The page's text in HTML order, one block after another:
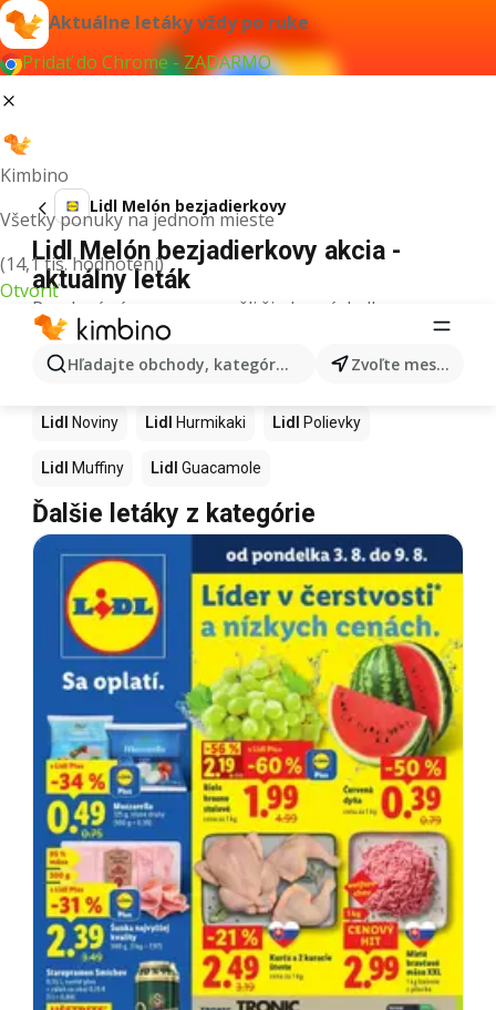
Aktuálne letáky vždy po ruke
Pridať do Chrome - ZADARMO
Kimbino
Všetky ponuky na jednom mieste
(14,1 tis. hodnotení)
Otvoriť
Hľadajte obchody, kategórie, produkty... Zvoľte mesto
Lidl Melón bezjadierkovy
Lidl Melón bezjadierkovy akcia -
aktuálny leták
Pre daný výraz sme nenašli žiadne výsledky.
Ďalšie produkty v obchodoch Lidl
Lidl Kapor Ashwagandha Nintendo Switch
Lidl Noviny Lidl Hurmikaki Lidl Polievky
Lidl Muffiny Lidl Guacamole
Ďalšie letáky z kategórie